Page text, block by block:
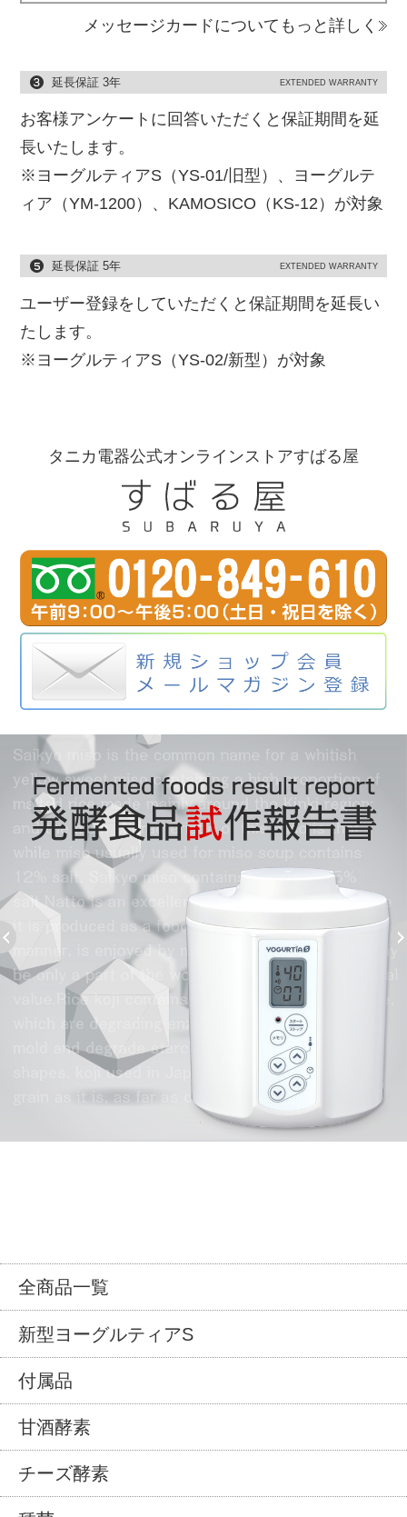
メッセージカードについてもっと詳しく
延長保証 3年 EXTENDED WARRANTY
お客様アンケートに回答いただくと保証期間を延
長いたします。
※ヨーグルティアS（YS-01/旧型）、ヨーグルテ
ィア（YM-1200）、KAMOSICO（KS-12）が対象
延長保証 5年 EXTENDED WARRANTY
ユーザー登録をしていただくと保証期間を延長い
たします。
※ヨーグルティアS（YS-02/新型）が対象
タニカ電器公式オンラインストアすばる屋
全商品一覧
新型ヨーグルティアS
付属品
甘酒酵素
チーズ酵素